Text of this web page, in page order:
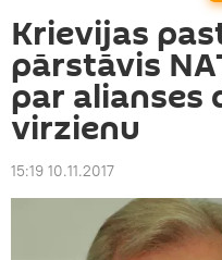
Krievijas
pārstāvis
par alianses
virzienu
15:19 10.11.2017